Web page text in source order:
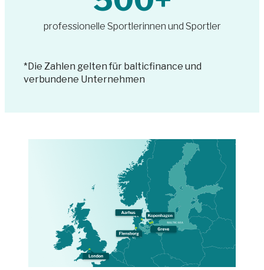
professionelle Sportlerinnen und Sportler
*Die Zahlen gelten für balticfinance und
verbundene Unternehmen